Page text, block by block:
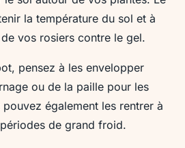
la température du sol et à
vos rosiers contre le gel.
pensez à les envelopper
ou de la paille pour les
également les rentrer à
de grand froid.